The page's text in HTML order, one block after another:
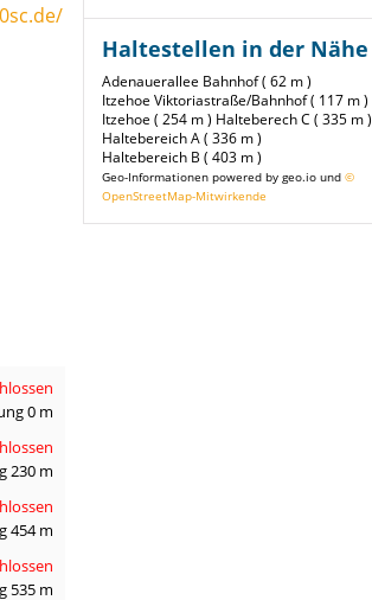
0 m
230 m
454 m
535 m
Haltestellen in der Nähe
Adenauerallee Bahnhof ( 62 m )
Itzehoe Viktoriastraße/Bahnhof ( 117 m )
Itzehoe ( 254 m ) Halteberech C ( 335 m )
Haltebereich A ( 336 m )
Haltebereich B ( 403 m )
Geo-Informationen powered by geo.io und ©
OpenStreetMap-Mitwirkende